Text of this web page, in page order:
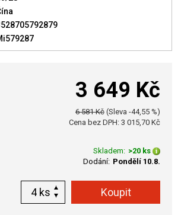
3 649 Kč
6 581 Kč (Sleva -44,55 %)
Cena bez DPH: 3 015,70 Kč
Skladem: >20 ks
Dodání: Pondělí 10.8.
ks